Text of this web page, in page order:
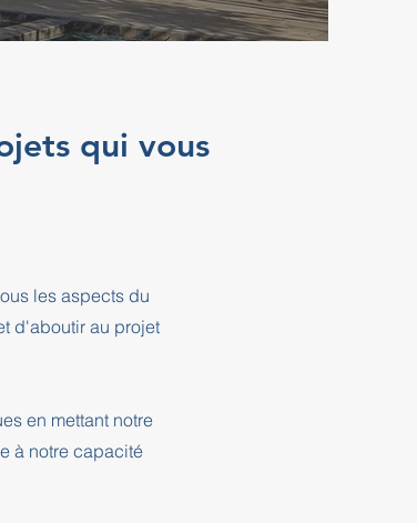
qui vous
les aspects du
d'aboutir au projet
en mettant notre
à notre capacité